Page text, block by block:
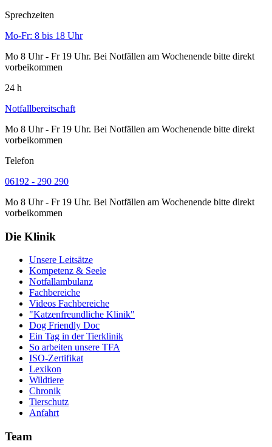
Sprechzeiten
Mo-Fr: 8 bis 18 Uhr
Mo 8 Uhr - Fr 19 Uhr. Bei Notfällen am Wochenende bitte direkt
vorbeikommen
24 h
Notfallbereitschaft
Mo 8 Uhr - Fr 19 Uhr. Bei Notfällen am Wochenende bitte direkt
vorbeikommen
Telefon
06192 - 290 290
Mo 8 Uhr - Fr 19 Uhr. Bei Notfällen am Wochenende bitte direkt
vorbeikommen
Die Klinik
Unsere Leitsätze
Kompetenz & Seele
Notfallambulanz
Fachbereiche
Videos Fachbereiche
"Katzenfreundliche Klinik"
Dog Friendly Doc
Ein Tag in der Tierklinik
So arbeiten unsere TFA
ISO-Zertifikat
Lexikon
Wildtiere
Chronik
Tierschutz
Anfahrt
Team